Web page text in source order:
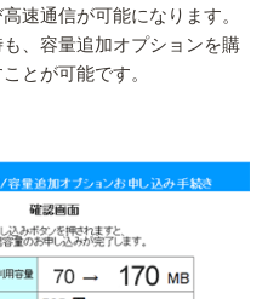
速通信が可能になります。
、容量追加オプションを購
とが可能です。